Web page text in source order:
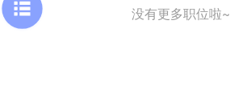
没有更多职位啦~